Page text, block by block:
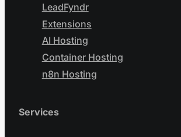
LeadFyndr
Extensions
AI Hosting
Container Hosting
n8n Hosting
Services